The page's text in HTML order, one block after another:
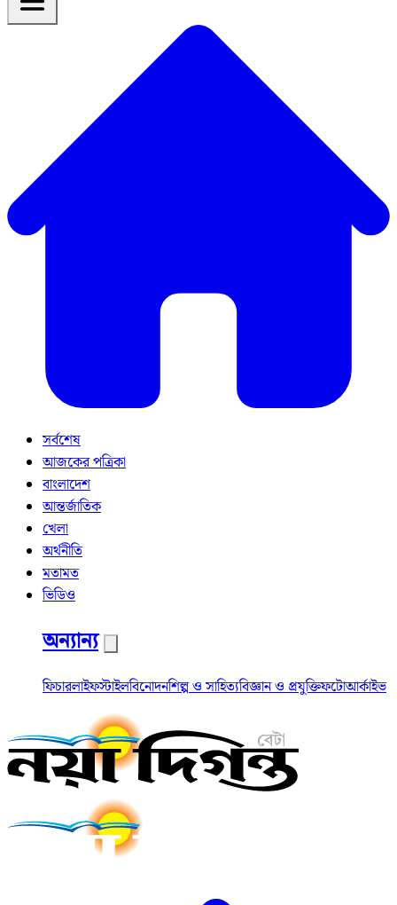
সর্বশেষ
আজকের পত্রিকা
বাংলাদেশ
আন্তর্জাতিক
খেলা
অর্থনীতি
মতামত
ভিডিও
অন্যান্য
ফিচারলাইফস্টাইলবিনোদনশিল্প ও সাহিত্যবিজ্ঞান ও প্রযুক্তিফটোআর্কাইভ